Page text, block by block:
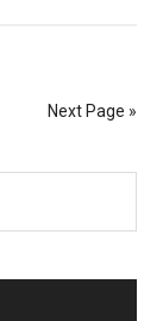
Next Page »